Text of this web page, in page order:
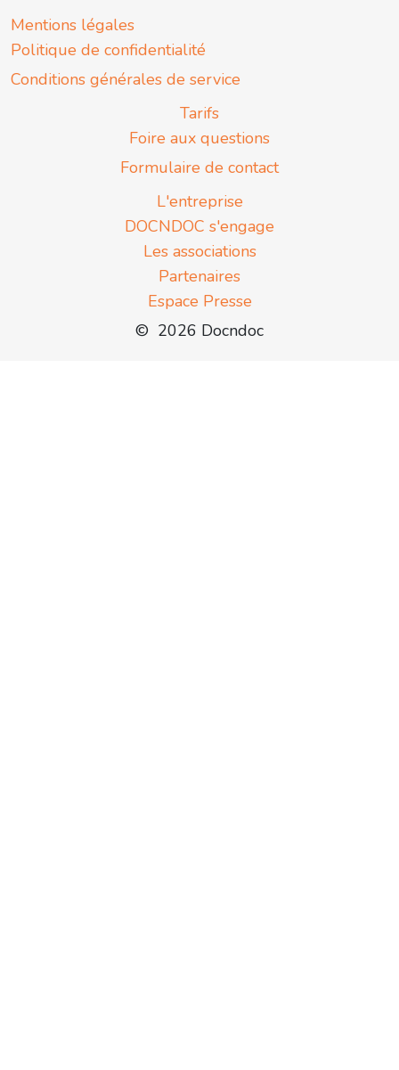
Mentions légales
Politique de confidentialité
Conditions générales de service
Tarifs
Foire aux questions
Formulaire de contact
L'entreprise
DOCNDOC s'engage
Les associations
Partenaires
Espace Presse
© 2026 Docndoc